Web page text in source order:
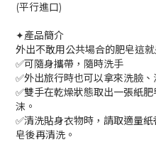
(平行進口)
✦產品簡介
外出不敢用公共場合的肥皂這
✅可隨身攜帶，隨時洗手
✅外出旅行時也可以拿來洗臉、
⁣✅雙手在乾燥狀態取出一張紙
沫。
✅清洗貼身衣物時，請取適量
皂後再清洗。